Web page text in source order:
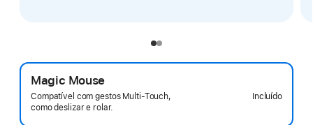
Magic Mouse
Compatível com gestos Multi-Touch,
como deslizar e rolar.
Incluído